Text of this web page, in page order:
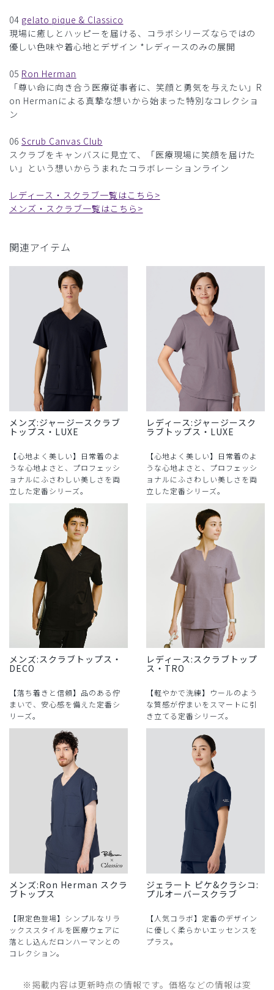
04 gelato pique & Classico
現場に癒しとハッピーを届ける、コラボシリーズならではの
優しい色味や着心地とデザイン *レディースのみの展開
05 Ron Herman
「尊い命に向き合う医療従事者に、笑顔と勇気を与えたい」R
on Hermanによる真摯な想いから始まった特別なコレクショ
ン
06 Scrub Canvas Club
スクラブをキャンバスに見立て、「医療現場に笑顔を届けた
い」という想いからうまれたコラボレーションライン
レディース・スクラブ一覧はこちら>
メンズ・スクラブ一覧はこちら>
関連アイテム
メンズ:ジャージースクラブ
トップス・LUXE
【心地よく美しい】日常着のよ
うな心地よさと、プロフェッシ
ョナルにふさわしい美しさを両
立した定番シリーズ。
レディース:ジャージースク
ラブトップス・LUXE
【心地よく美しい】日常着のよ
うな心地よさと、プロフェッシ
ョナルにふさわしい美しさを両
立した定番シリーズ。
メンズ:スクラブトップス・
DECO
【落ち着きと信頼】品のある佇
まいで、安心感を備えた定番シ
リーズ。
レディース:スクラブトップ
ス・TRO
【軽やかで洗練】ウールのよう
な質感が佇まいをスマートに引
き立てる定番シリーズ。
メンズ:Ron Herman スクラ
ブトップス
【限定色登場】シンプルなリラ
ックススタイルを医療ウェアに
落とし込んだロンハーマンとの
コレクション。
ジェラート ピケ&クラシコ:
プルオーバースクラブ
【人気コラボ】定番のデザイン
に優しく柔らかいエッセンスを
プラス。
※掲載内容は更新時点の情報です。価格などの情報は変